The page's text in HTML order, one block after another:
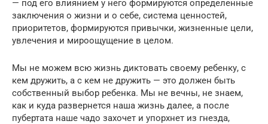
— под его влиянием у него формируются определенные
заключения о жизни и о себе, система ценностей,
приоритетов, формируются привычки, жизненные цели,
увлечения и мироощущение в целом.
Мы не можем всю жизнь диктовать своему ребенку, с
кем дружить, а с кем не дружить — это должен быть
собственный выбор ребенка. Мы не вечны, не знаем,
как и куда развернется наша жизнь далее, а после
пубертата наше чадо захочет и упорхнет из гнезда,